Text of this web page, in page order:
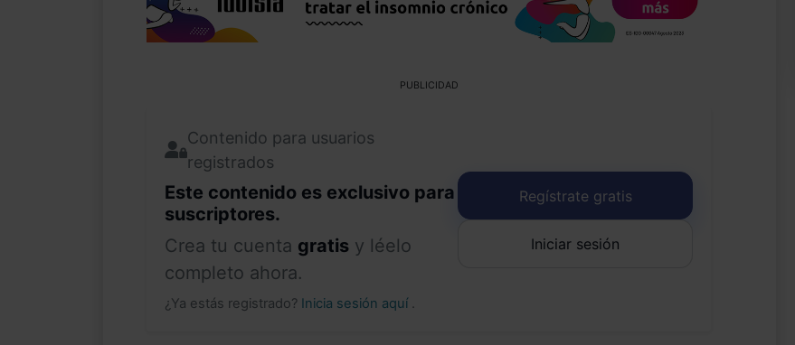
PUBLICIDAD
Contenido para usuarios
registrados
Este contenido es exclusivo para
suscriptores.
Crea tu cuenta gratis y léelo
completo ahora.
¿Ya estás registrado? Inicia sesión aquí .
Regístrate gratis
Iniciar sesión